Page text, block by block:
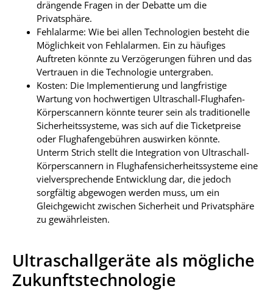
drängende Fragen in der Debatte um die
Privatsphäre.
Fehlalarme: Wie bei allen Technologien besteht die
Möglichkeit von Fehlalarmen. Ein zu häufiges
Auftreten könnte zu Verzögerungen führen und das
Vertrauen in die Technologie untergraben.
Kosten: Die Implementierung und langfristige
Wartung von hochwertigen Ultraschall-Flughafen-
Körperscannern könnte teurer sein als traditionelle
Sicherheitssysteme, was sich auf die Ticketpreise
oder Flughafengebühren auswirken könnte.
Unterm Strich stellt die Integration von Ultraschall-
Körperscannern in Flughafensicherheitssysteme eine
vielversprechende Entwicklung dar, die jedoch
sorgfältig abgewogen werden muss, um ein
Gleichgewicht zwischen Sicherheit und Privatsphäre
zu gewährleisten.
Ultraschallgeräte als mögliche
Zukunftstechnologie